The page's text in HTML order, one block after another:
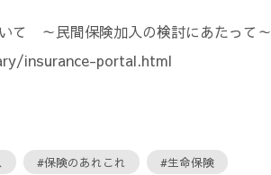
て ～民間保険加入の検討にあたって～
insurance-portal.html
#保険のあれこれ #生命保険